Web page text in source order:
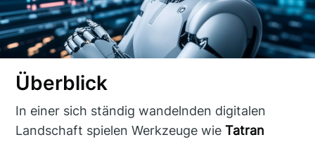
Überblick
In einer sich ständig wandelnden digitalen
Landschaft spielen Werkzeuge wieTatran